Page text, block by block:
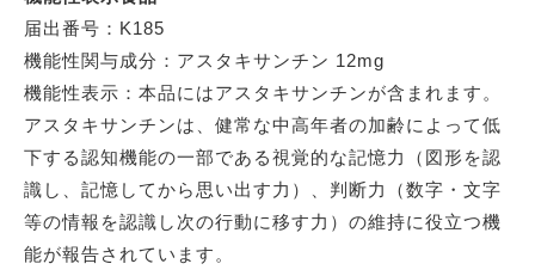
届出番号：K185
機能性関与成分：アスタキサンチン 12mg
機能性表示：本品にはアスタキサンチンが含まれます。
アスタキサンチンは、健常な中高年者の加齢によって低
下する認知機能の一部である視覚的な記憶力（図形を認
識し、記憶してから思い出す力）、判断力（数字・文字
等の情報を認識し次の行動に移す力）の維持に役立つ機
能が報告されています。